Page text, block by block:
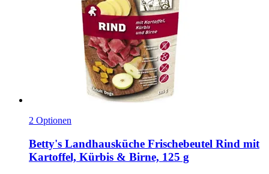
2 Optionen
Betty's Landhausküche Frischebeutel Rind mit
Kartoffel, Kürbis & Birne, 125 g